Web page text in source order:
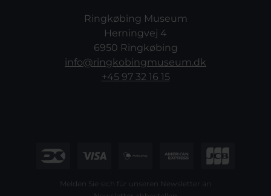
Ringkøbing Museum
Herningvej 4
6950 Ringkøbing
info@ringkobingmuseum.dk
+45 97 32 16 15
Melden Sie sich für unseren Newsletter an